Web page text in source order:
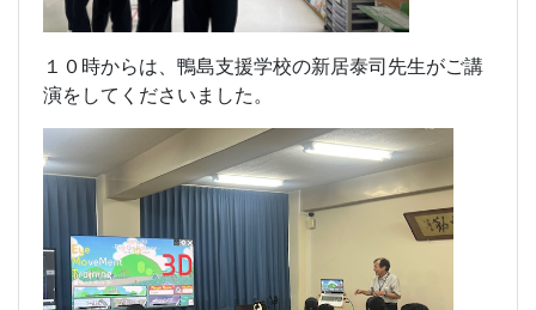
１０時からは、鴨島支援学校の新居泰司先生がご講
演をしてくださいました。